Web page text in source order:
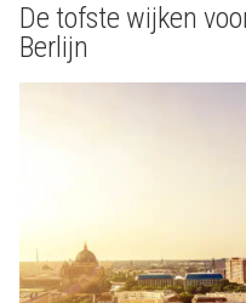
De tofste wijken
Berlijn